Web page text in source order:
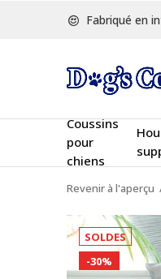
Coussins
pour
chiens
Fabriqué en
Revenir à l'aperçu
SOLDES
-30%